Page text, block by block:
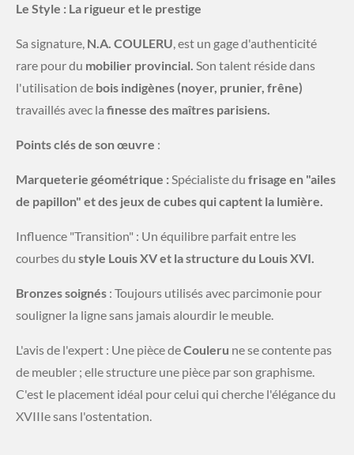
Le Style : La rigueur et le prestige
Sa signature, N.A. COULERU, est un gage d'authenticité
rare pour du mobilier provincial. Son talent réside dans
l'utilisation de bois indigènes (noyer, prunier, frêne)
travaillés avec la finesse des maîtres parisiens.
​Points clés de son œuvre :
Marqueterie géométrique :Spécialiste du frisage en "ailes
de papillon" et des jeux de cubes qui captent la lumière.
​Influence "Transition" : Un équilibre parfait entre les
courbes du style Louis XV et la structure du Louis XVI.
Bronzes soignés : Toujours utilisés avec parcimonie pour
souligner la ligne sans jamais alourdir le meuble.
​L'avis de l'expert : Une pièce deCouleru ne se contente pas
de meubler ; elle structure une pièce par son graphisme.
C'est le placement idéal pour celui qui cherche l'élégance du
XVIIIe sans l'ostentation.